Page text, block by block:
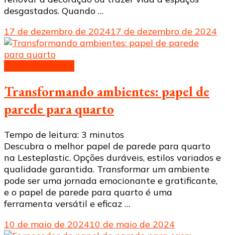
desgastados. Quando …
17 de dezembro de 202417 de dezembro de 2024
Transformando ambientes: papel de
parede para quarto
Tempo de leitura: 3 minutos
Descubra o melhor papel de parede para quarto
na Lesteplastic. Opções duráveis, estilos variados e
qualidade garantida. Transformar um ambiente
pode ser uma jornada emocionante e gratificante,
e o papel de parede para quarto é uma
ferramenta versátil e eficaz …
10 de maio de 202410 de maio de 2024